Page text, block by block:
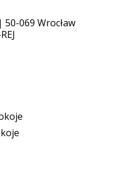
069 Wrocław